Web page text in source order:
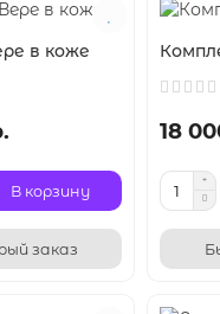
в коже
В корзину
заказ
18